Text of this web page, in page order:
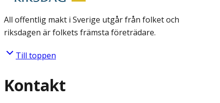
All offentlig makt i Sverige utgår från folket och
riksdagen är folkets främsta företrädare.
Till toppen
Kontakt